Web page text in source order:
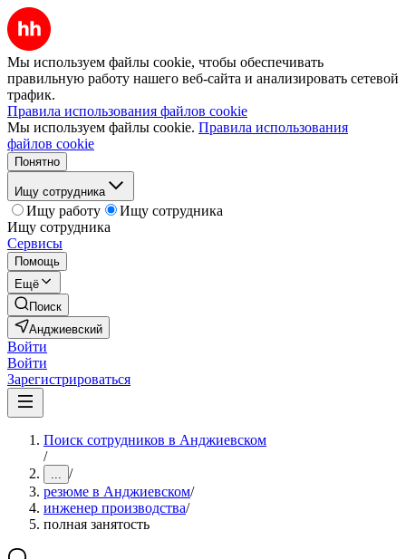
Мы используем файлы cookie, чтобы обеспечивать
правильную работу нашего веб-сайта и анализировать сетевой
трафик.
Правила использования файлов cookie
Мы используем файлы cookie. Правила использования
файлов cookie
Понятно
Ищу сотрудника
Ищу работу
Ищу сотрудника
Ищу сотрудника
Сервисы
Помощь
Ещё
Поиск
Анджиевский
Войти
Войти
Зарегистрироваться
Поиск сотрудников в Анджиевском
/
... /
резюме в Анджиевском/
инженер производства/
полная занятость